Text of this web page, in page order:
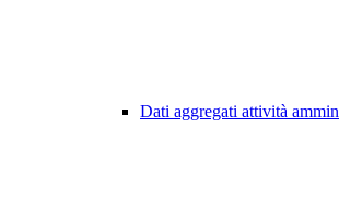
Dati aggregati attività